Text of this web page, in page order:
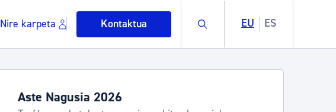
Nire karpeta Kontaktua Buscar EU ES
Aste Nagusia 2026